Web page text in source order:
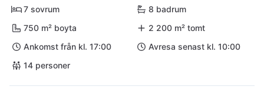
7 sovrum
8 badrum
750 m² boyta
2 200 m² tomt
Ankomst från kl. 17:00
Avresa senast kl. 10:00
14 personer